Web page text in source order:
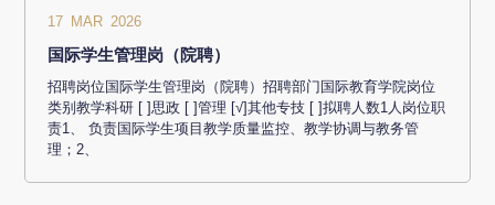
17 MAR 2026
国际学生管理岗（院聘）
招聘岗位国际学生管理岗（院聘）招聘部门国际教育学院岗位
类别教学科研 [ ]思政 [ ]管理 [√]其他专技 [ ]拟聘人数1人岗位职
责1、 负责国际学生项目教学质量监控、教学协调与教务管
理；2、